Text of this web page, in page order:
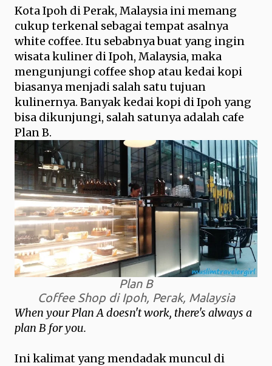
Kota Ipoh di Perak, Malaysia ini memang
cukup terkenal sebagai tempat asalnya
white coffee. Itu sebabnya buat yang ingin
wisata kuliner di Ipoh, Malaysia, maka
mengunjungi coffee shop atau kedai kopi
biasanya menjadi salah satu tujuan
kulinernya. Banyak kedai kopi di Ipoh yang
bisa dikunjungi, salah satunya adalah cafe
Plan B.
Plan B
Coffee Shop di Ipoh, Perak, Malaysia
When your Plan A doesn't work, there's always a
plan B for you.
Ini kalimat yang mendadak muncul di